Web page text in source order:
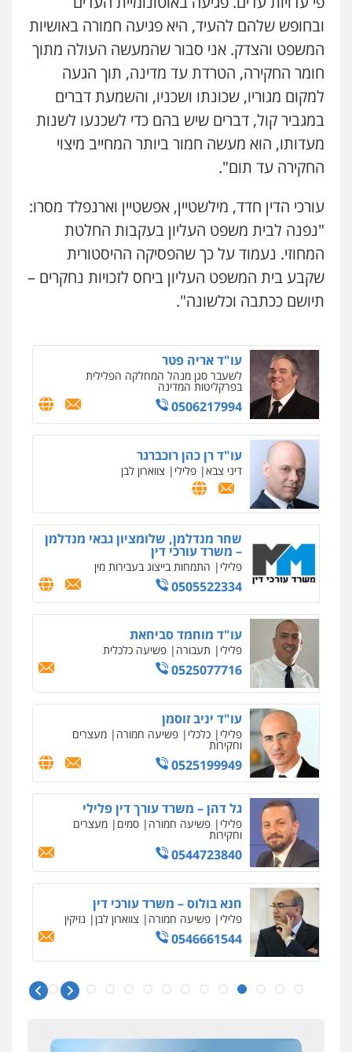
ובחופש שלהם להעיד, היא פגיעה חמורה באושיות
המשפט והצדק. אני סבור שהמעשה העולה מתוך
חומר החקירה, הטרדת עד מדינה, תוך הגעה
למקום מגוריו, שכונתו ושכניו, והשמעת דברים
במגביר קול, דברים שיש בהם כדי לשכנעו לשנות
מעדותו, הוא מעשה חמור ביותר המחייב מיצוי
החקירה עד תום".
עורכי הדין חדד, מילשטיין, אפשטיין וארנפלד מסרו:
"נפנה לבית משפט העליון בעקבות החלטת
המחוזי. נעמוד על כך שהפסיקה ההיסטורית
שקבע בית המשפט העליון ביחס לזכויות נחקרים –
תיושם ככתבה וכלשונה".
פלילי
פסיכיאטריה משפטית
0506216048
עו"ד אמיר כהן
פלילי מעצרים וחקירות תעבורה
0537470000
פלילי משפחה אזרחי מסחרי
0502130230
אברהם שהבזי – משרד עורכי דין
מיסים כלכלי פלילי פשיעה כלכלית הלבנת
הון
עו"ד אריה פטר
לשעבר סגן מנהל המחלקה הפלילית
בפרקליטות המדינה
0506217994
עו"ד רן כהן רוכברגר
דיני צבא פלילי צווארון לבן
שחר מנדלמן, שלומציון גבאי מנדלמן
– משרד עורכי דין
פלילי התמחות בייצוג בעבירות מין
0505522334
עו"ד מוחמד סביחאת
פלילי תעבורה פשיעה כלכלית
0525077716
עו"ד יניב זוסמן
פלילי כלכלי פשיעה חמורה מעצרים
וחקירות
0525199949
גל דהן – משרד עורך דין פלילי
פלילי פשיעה חמורה סמים מעצרים
וחקירות
0544723840
חנא בולוס – משרד עורכי דין
פלילי פשיעה חמורה צווארון לבן נזיקין
0546661544
עו"ד אורי רינצקי
0504578527
רונן הלל – מוניטין
איומים כתובים
תושב סכנין חשוד ששלח הודעות מאיימות לעורך דין